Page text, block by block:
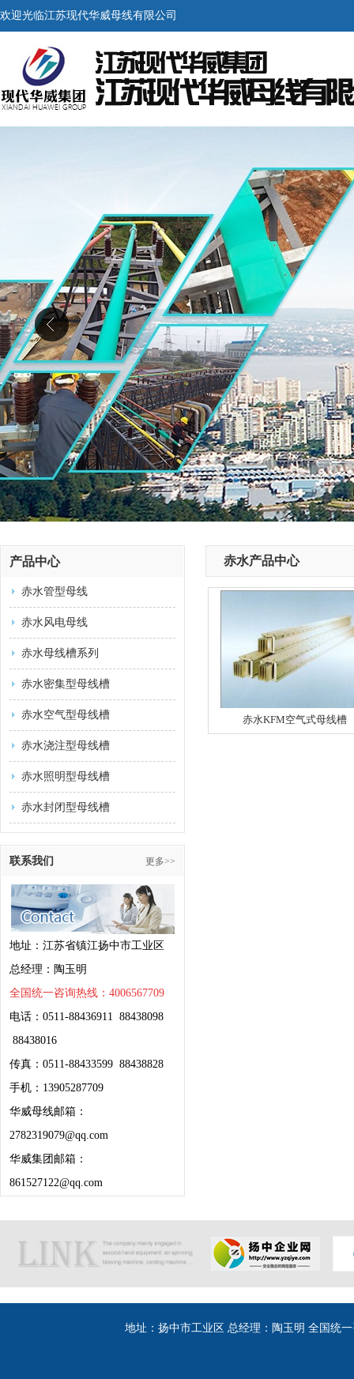
欢迎光临江苏现代华威母线有限公司
产品中心
赤水管型母线
赤水风电母线
赤水母线槽系列
赤水密集型母线槽
赤水空气型母线槽
赤水浇注型母线槽
赤水照明型母线槽
赤水封闭型母线槽
联系我们 更多>>
地址：江苏省镇江扬中市工业区
总经理：陶玉明
全国统一咨询热线：4006567709
电话：0511-88436911 88438098
88438016
传真：0511-88433599 88438828
手机：13905287709
华威母线邮箱：
2782319079@qq.com
华威集团邮箱：
861527122@qq.com
赤水产品中心
赤水KFM空气式母线槽
地址：扬中市工业区 总经理：陶玉明 全国统一